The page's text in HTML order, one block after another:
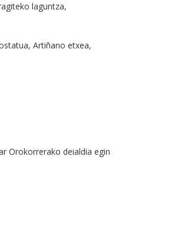
laguntza,
Artiñano etxea,
Orokorrerako deialdia egin